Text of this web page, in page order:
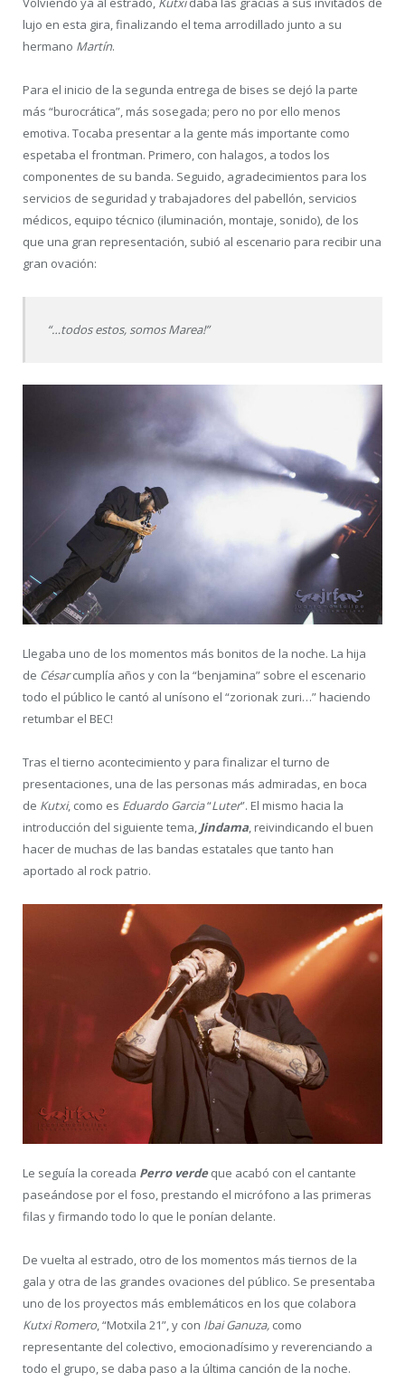
lujo en esta gira, finalizando el tema arrodillado junto a su
hermano Martín.
Para el inicio de la segunda entrega de bises se dejó la parte
más “burocrática”, más sosegada; pero no por ello menos
emotiva. Tocaba presentar a la gente más importante como
espetaba el frontman. Primero, con halagos, a todos los
componentes de su banda. Seguido, agradecimientos para los
servicios de seguridad y trabajadores del pabellón, servicios
médicos, equipo técnico (iluminación, montaje, sonido), de los
que una gran representación, subió al escenario para recibir una
gran ovación:
“…todos estos, somos Marea!”
Llegaba uno de los momentos más bonitos de la noche. La hija
de Césarcumplía años y con la “benjamina” sobre el escenario
todo el público le cantó al unísono el “zorionak zuri…” haciendo
retumbar el BEC!
Tras el tierno acontecimiento y para finalizar el turno de
presentaciones, una de las personas más admiradas, en boca
de Kutxi, como es Eduardo Garcia“Luter”. El mismo hacia la
introducción del siguiente tema, Jindama, reivindicando el buen
hacer de muchas de las bandas estatales que tanto han
aportado al rock patrio.
Le seguía la coreada Perro verdeque acabó con el cantante
paseándose por el foso, prestando el micrófono a las primeras
filas y firmando todo lo que le ponían delante.
De vuelta al estrado, otro de los momentos más tiernos de la
gala y otra de las grandes ovaciones del público. Se presentaba
uno de los proyectos más emblemáticos en los que colabora
Kutxi Romero, “Motxila 21”, y con Ibai Ganuza, como
representante del colectivo, emocionadísimo y reverenciando a
todo el grupo, se daba paso a la última canción de la noche.